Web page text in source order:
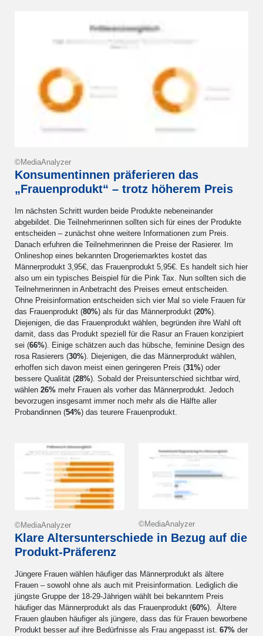
Konsumentinnen präferieren das
„Frauenprodukt“ – trotz höherem Preis
Im nächsten Schritt wurden beide Produkte nebeneinander
abgebildet. Die Teilnehmerinnen sollten sich für eines der Produkte
entscheiden – zunächst ohne weitere Informationen zum Preis.
Danach erfuhren die Teilnehmerinnen die Preise der Rasierer. Im
Onlineshop eines bekannten Drogeriemarktes kostet das
Männerprodukt 3,95€, das Frauenprodukt 5,95€. Es handelt sich hier
also um ein typisches Beispiel für die Pink Tax. Nun sollten sich die
Teilnehmerinnen in Anbetracht des Preises erneut entscheiden.
Ohne Preisinformation entscheiden sich vier Mal so viele Frauen für
das Frauenprodukt (80%) als für das Männerprodukt (20%).
Diejenigen, die das Frauenprodukt wählen, begründen ihre Wahl oft
damit, dass das Produkt speziell für die Rasur an Frauen konzipiert
sei (66%). Einige schätzen auch das hübsche, feminine Design des
rosa Rasierers (30%). Diejenigen, die das Männerprodukt wählen,
erhoffen sich davon meist einen geringeren Preis (31%) oder
bessere Qualität (28%). Sobald der Preisunterschied sichtbar wird,
wählen 26% mehr Frauen als vorher das Männerprodukt. Jedoch
bevorzugen insgesamt immer noch mehr als die Hälfte aller
Probandinnen (54%) das teurere Frauenprodukt.
©MediaAnalyzer
Klare Altersunterschiede in Bezug auf die
Produkt-Präferenz
Jüngere Frauen wählen häufiger das Männerprodukt als ältere
Frauen – sowohl ohne als auch mit Preisinformation. Lediglich die
jüngste Gruppe der 18-29-Jährigen wählt bei bekanntem Preis
häufiger das Männerprodukt als das Frauenprodukt (60%). Ältere
Frauen glauben häufiger als jüngere, dass das für Frauen beworbene
Produkt besser auf ihre Bedürfnisse als Frau angepasst ist. 67% der
©MediaAnalyzer ©MediaAnalyzer